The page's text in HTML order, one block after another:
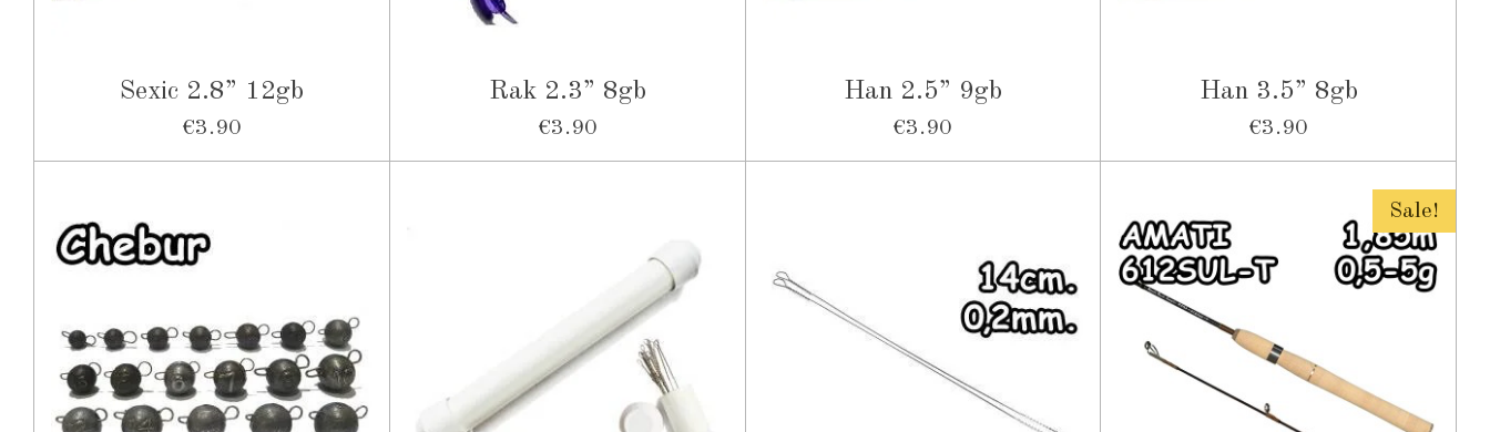
Sexic 2.8” 12gb
€3.90
Rak 2.3” 8gb
€3.90
Han 2.5” 9gb
€3.90
Han 3.5” 8gb
€3.90
Sale!